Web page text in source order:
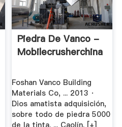
Piedra De Vanco -
Mobilecrusherchina
Foshan Vanco Building
Materials Co‎, ... 2013 ·
Dios amatista adquisición,
sobre todo de piedra 5000